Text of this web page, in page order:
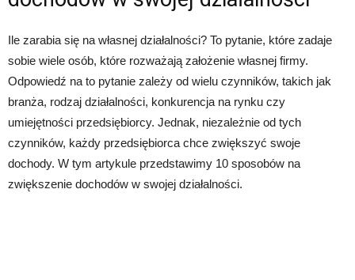
Ile zarabia się na własnej działalności? To pytanie, które zadaje
sobie wiele osób, które rozważają założenie własnej firmy.
Odpowiedź na to pytanie zależy od wielu czynników, takich jak
branża, rodzaj działalności, konkurencja na rynku czy
umiejętności przedsiębiorcy. Jednak, niezależnie od tych
czynników, każdy przedsiębiorca chce zwiększyć swoje
dochody. W tym artykule przedstawimy 10 sposobów na
zwiększenie dochodów w swojej działalności.